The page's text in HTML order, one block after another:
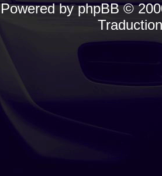
Powered byphpBB©